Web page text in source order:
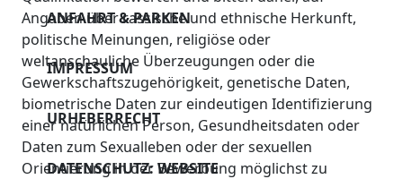
ANFAHRT & PARKEN
IMPRESSUM
URHEBERRECHT
DATENSCHUTZ: WEBSITE
Angaben über rassische und ethnische Herkunft,
politische Meinungen, religiöse oder
weltanschauliche Überzeugungen oder die
Gewerkschaftszugehörigkeit, genetische Daten,
biometrische Daten zur eindeutigen Identifizierung
einer natürlichen Person, Gesundheitsdaten oder
Daten zum Sexualleben oder der sexuellen
Orientierung in der Bewerbung möglichst zu